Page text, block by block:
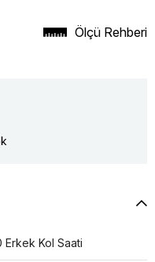
Ölçü Rehberi
Erkek Kol Saati